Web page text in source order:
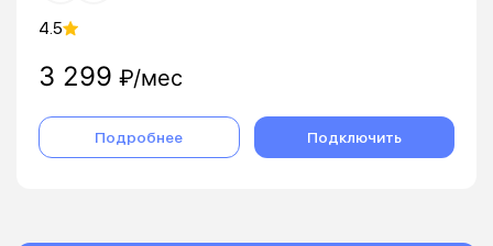
4.5
3 299 ₽/мес
Подробнее Подключить